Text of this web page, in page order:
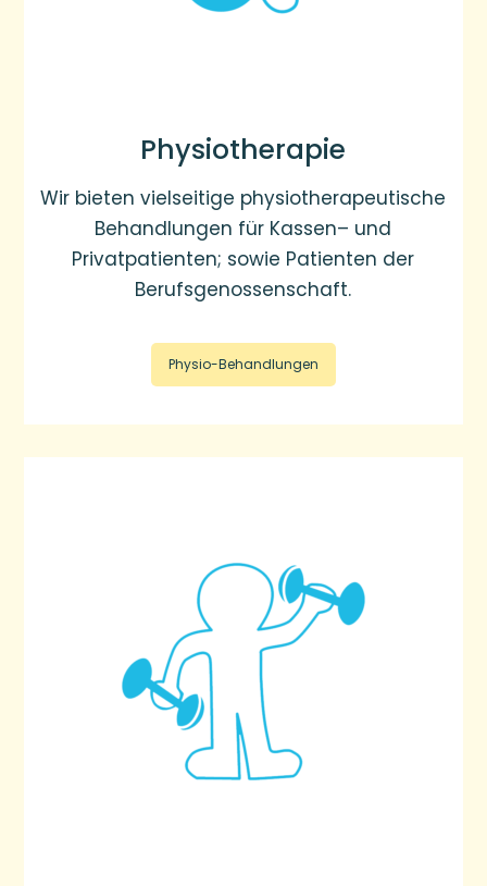
Physiotherapie
Wir bieten vielseitige physiotherapeutische
Behandlungen für Kassen– und
Privatpatienten; sowie Patienten der
Berufsgenossenschaft.
Physio-Behandlungen